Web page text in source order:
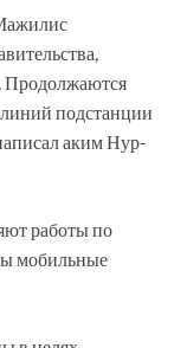
Продолжаются
подстанции
аким Нур-
работы по
мобильные